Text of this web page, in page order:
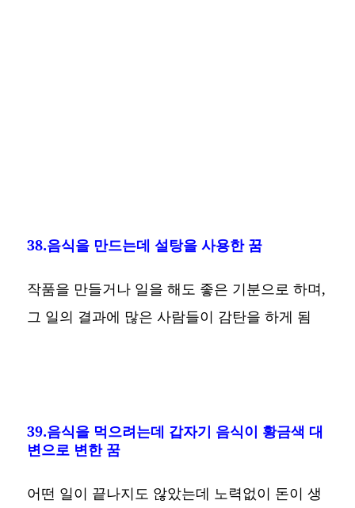
38.음식을 만드는데 설탕을 사용한 꿈
작품을 만들거나 일을 해도 좋은 기분으로 하며,
그 일의 결과에 많은 사람들이 감탄을 하게 됨
39.음식을 먹으려는데 갑자기 음식이 황금색 대
변으로 변한 꿈
어떤 일이 끝나지도 않았는데 노력없이 돈이 생